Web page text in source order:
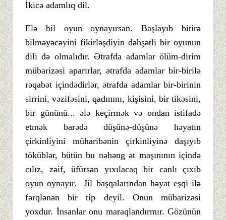
İkicə adamlıq dil.
Elə bil oyun oynayırsan. Başlayıb bitirə
bilməyəcəyini fikirləşdiyin dəhşətli bir oyunun
dili də olmalıdır. Ətrafda adamlar ölüm-dirim
mübarizəsi aparırlar, ətrafda adamlar bir-birilə
rəqabət içindədirlər, ətrafda adamlar bir-birinin
sirrini, vəzifəsini, qadınını, kişisini, bir tikəsini,
bir gününü... ələ keçirmək və ondan istifadə
etmək barədə düşünə-düşünə həyatın
çirkinliyini müharibənin çirkinliyinə daşıyıb
töküblər, bütün bu nəhəng ət maşınının içində
cılız, zəif, üfürsən yıxılacaq bir canlı çıxıb
oyun oynayır. Jil başqalarından həyat eşqi ilə
fərqlənən bir tip deyil. Onun mübarizəsi
yoxdur. İnsanlar onu maraqlandırmır. Gözünün